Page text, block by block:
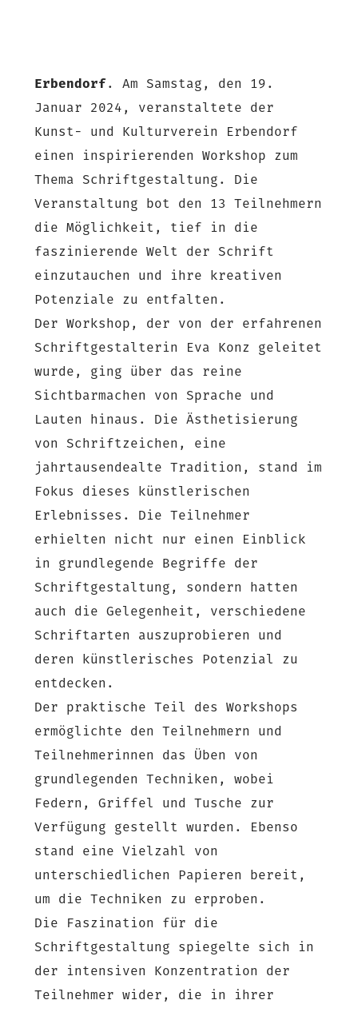
Erbendorf . Am Samstag, den 19.
Januar 2024, veranstaltete der
Kunst- und Kulturverein Erbendorf
einen inspirierenden Workshop zum
Thema Schriftgestaltung. Die
Veranstaltung bot den 13 Teilnehmern
die Möglichkeit, tief in die
faszinierende Welt der Schrift
einzutauchen und ihre kreativen
Potenziale zu entfalten.
Der Workshop, der von der erfahrenen
Schriftgestalterin Eva Konz geleitet
wurde, ging über das reine
Sichtbarmachen von Sprache und
Lauten hinaus. Die Ästhetisierung
von Schriftzeichen, eine
jahrtausendealte Tradition, stand im
Fokus dieses künstlerischen
Erlebnisses. Die Teilnehmer
erhielten nicht nur einen Einblick
in grundlegende Begriffe der
Schriftgestaltung, sondern hatten
auch die Gelegenheit, verschiedene
Schriftarten auszuprobieren und
deren künstlerisches Potenzial zu
entdecken.
Der praktische Teil des Workshops
ermöglichte den Teilnehmern und
Teilnehmerinnen das Üben von
grundlegenden Techniken, wobei
Federn, Griffel und Tusche zur
Verfügung gestellt wurden. Ebenso
stand eine Vielzahl von
unterschiedlichen Papieren bereit,
um die Techniken zu erproben.
Die Faszination für die
Schriftgestaltung spiegelte sich in
der intensiven Konzentration der
Teilnehmer wider, die in ihrer